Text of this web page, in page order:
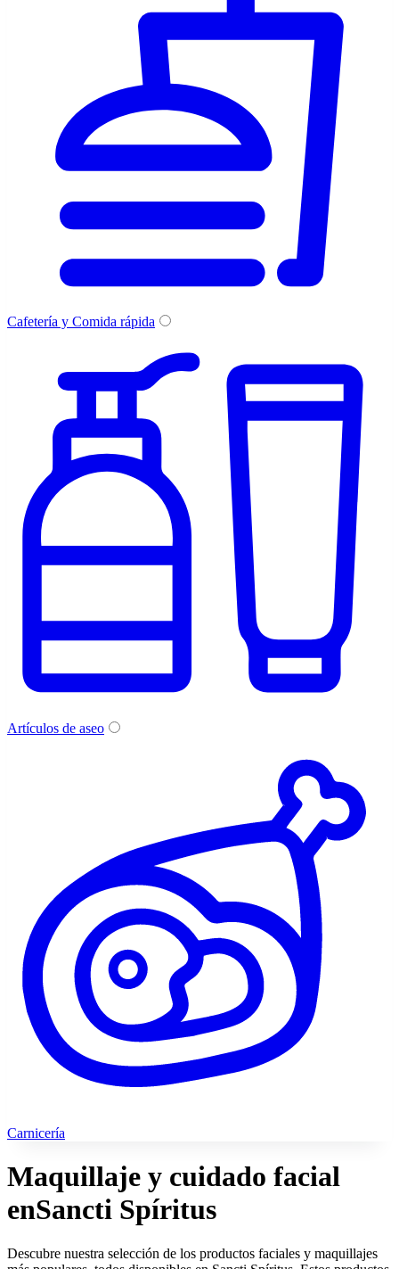
Cafetería y Comida rápida
Artículos de aseo
Carnicería
Maquillaje y cuidado facial
enSancti Spíritus
Descubre nuestra selección de los productos faciales y maquillajes